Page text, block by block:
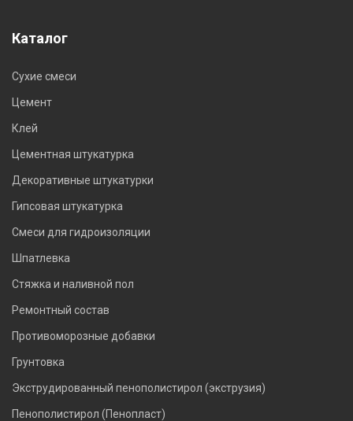
Каталог
Сухие смеси
Цемент
Клей
Цементная штукатурка
Декоративные штукатурки
Гипсовая штукатурка
Смеси для гидроизоляции
Шпатлевка
Стяжка и наливной пол
Ремонтный состав
Противоморозные добавки
Грунтовка
Экструдированный пенополистирол (экструзия)
Пенополистирол (Пенопласт)